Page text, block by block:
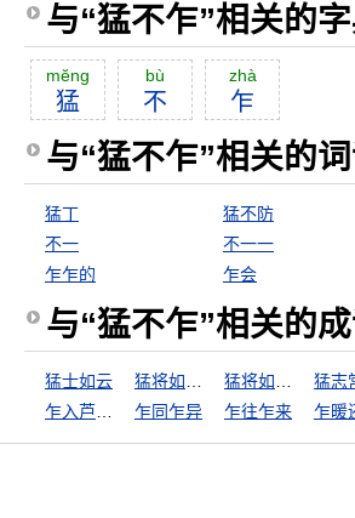
与“猛不乍”相关的
mĕng
猛
bù
不
zhà
乍
与“猛不乍”相关的
猛丁 猛不防
不一
不一一
乍乍的
乍会
与“猛不乍”相关的
猛士如云 猛志
乍同乍异 乍往乍来 乍暖